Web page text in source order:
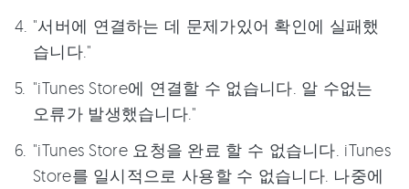
"서버에 연결하는 데 문제가있어 확인에 실패했
습니다."
"iTunes Store에 연결할 수 없습니다. 알 수없는
오류가 발생했습니다."
"iTunes Store 요청을 완료 할 수 없습니다. iTunes
Store를 일시적으로 사용할 수 없습니다. 나중에